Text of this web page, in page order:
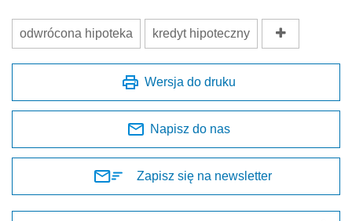
odwrócona hipoteka kredyt hipoteczny
Wersja do druku
Napisz do nas
Zapisz się na newsletter